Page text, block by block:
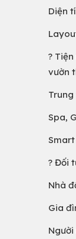
Diện
?
vườn
Trung
Spa,
? Đối
Nhà
Gia